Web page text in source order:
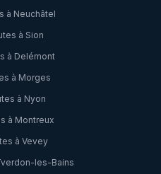
à Neuchâtel
à Sion
à Delémont
à Morges
à Nyon
à Montreux
à Vevey
les-Bains